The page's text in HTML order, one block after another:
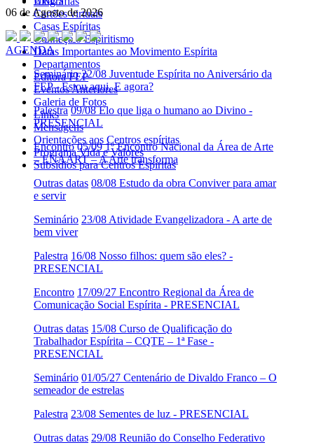
Cartões virtuais
Casas Espíritas
Conheça o Espiritismo
Datas Importantes ao Movimento Espírita
Departamentos
Editora FEP
Eventos Anteriores
Galeria de Fotos
Links
Mensagens
Orientações aos Centros espíritas
Programa Vida e Valores
Subsídios para Centros Espíritas
06 de Agosto de 2026
AGENDA
Seminário 22/08 Juventude Espírita no Aniversário da
FEP - Estou aqui. E agora?
Palestra 09/08 Elo que liga o humano ao Divino -
PRESENCIAL
Encontro 05/09 1º Encontro Nacional da Área de Arte
– ENAART – A Arte transforma
Outras datas 08/08 Estudo da obra Conviver para amar
e servir
Seminário 23/08 Atividade Evangelizadora - A arte de
bem viver
Palestra 16/08 Nosso filhos: quem são eles? -
PRESENCIAL
Encontro 17/09/27 Encontro Regional da Área de
Comunicação Social Espírita - PRESENCIAL
Outras datas 15/08 Curso de Qualificação do
Trabalhador Espírita – CQTE – 1ª Fase -
PRESENCIAL
Seminário 01/05/27 Centenário de Divaldo Franco – O
semeador de estrelas
Palestra 23/08 Sementes de luz - PRESENCIAL
Outras datas 29/08 Reunião do Conselho Federativo